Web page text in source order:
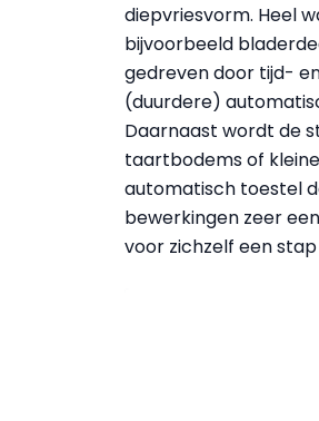
diepvriesvorm. Heel
bijvoorbeeld
gedreven door tijd-
(duurdere)
Daarnaast wordt de
taartbodems of
automatisch toestel
bewerkingen zeer
voor zichzelf een